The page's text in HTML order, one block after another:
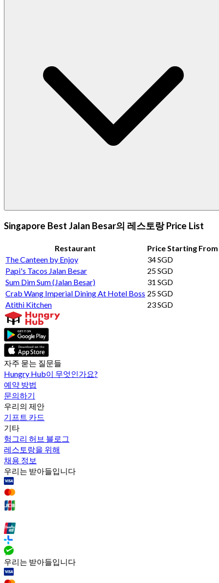
Singapore Best Jalan Besar의 레스토랑 Price List
Restaurant
Price Starting From
The Canteen by Enjoy
34 SGD
Papi's Tacos Jalan Besar
25 SGD
Sum Dim Sum (Jalan Besar)
31 SGD
Crab Wang Imperial Dining At Hotel Boss 25 SGD
Atithi Kitchen
23 SGD
자주 묻는 질문들
Hungry Hub이 무엇인가요?
예약 방법
문의하기
우리의 제안
기프트 카드
기타
헝그리 허브 블로그
레스토랑을 위해
채용 정보
우리는 받아들입니다
우리는 받아들입니다